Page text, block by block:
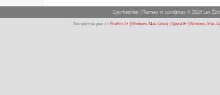
S'authentifier Termes et conditions © 2026 Les
Site optimisé pour >> FireFox 3+ (Windows, Mac, Linux) Opera 9+ (Windows, Mac,